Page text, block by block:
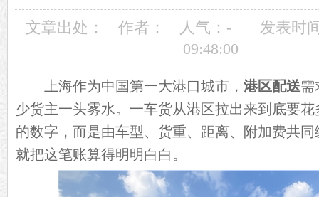
文章出处： 作者： 人气： -
发表时
09:48:00
上海作为中国第一大港口城市， 港区配送需
少货主一头雾水。一车货从港区拉出来到底要
的数字，而是由车型、货重、距离、附加费共
就把这笔账算得明明白白。